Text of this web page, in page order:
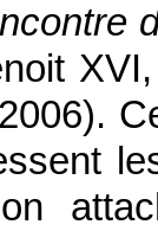
XVI,